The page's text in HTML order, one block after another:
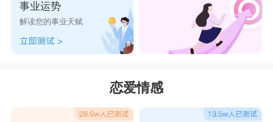
事业运势
解读您的事业天赋
恋爱情感